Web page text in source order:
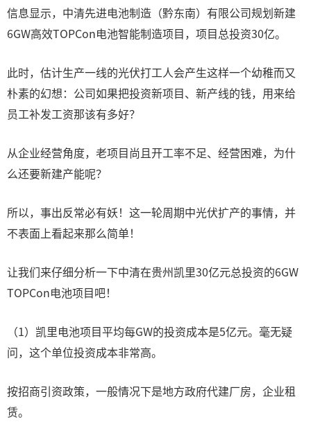
信息显示，中清先进电池制造（黔东南）有限公司规划新建
6GW高效TOPCon电池智能制造项目，项目总投资30亿。
此时，估计生产一线的光伏打工人会产生这样一个幼稚而又
朴素的幻想：公司如果把投资新项目、新产线的钱，用来给
员工补发工资那该有多好？
从企业经营角度，老项目尚且开工率不足、经营困难，为什
么还要新建产能呢？
所以，事出反常必有妖！这一轮周期中光伏扩产的事情，并
不表面上看起来那么简单！
让我们来仔细分析一下中清在贵州凯里30亿元总投资的6GW
TOPCon电池项目吧！
（1）凯里电池项目平均每GW的投资成本是5亿元。毫无疑
问，这个单位投资成本非常高。
按招商引资政策，一般情况下是地方政府代建厂房，企业租
赁。